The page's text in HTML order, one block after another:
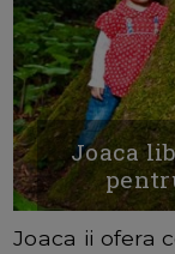
Joaca
Joaca ii ofera